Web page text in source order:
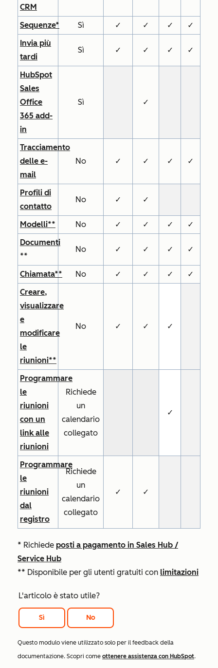
CRM
Sequenze* Sì ✓ ✓ ✓
✓
Invia più
tardi
Sì ✓ ✓ ✓ ✓
HubSpot
Sales
Office
365 add-
in
Sì ✓
Tracciamento
delle e-
mail
No ✓ ✓ ✓ ✓
Profili di
contatto
No ✓ ✓
Modelli** No ✓ ✓ ✓
✓
Documenti
**
No ✓ ✓ ✓ ✓
Chiamata** No ✓ ✓ ✓
✓
Creare,
visualizzare
e
modificare
le
riunioni**
No ✓ ✓ ✓
Programmare
le
riunioni
con un
link alle
riunioni
Richiede
un
calendario
collegato
✓
Programmare
le
riunioni
dal
registro
Richiede
un
calendario
collegato
✓ ✓
* Richiede posti a pagamento in Sales Hub /
Service Hub
** Disponibile per gli utenti gratuiti con limitazioni
L'articolo è stato utile?
Sì No
Questo modulo viene utilizzato solo per il feedback della
documentazione. Scopri come ottenere assistenza con HubSpot.